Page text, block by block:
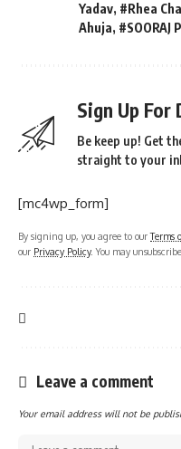
Yadav, #Rhea
Ahuja, #SOORAJ
Sign Up
Be keep up! Get
straight to your
[mc4wp_form]
By signing up, you agree to ourTerms
our Privacy Policy. You may
Leave a comment
Your email address will not be